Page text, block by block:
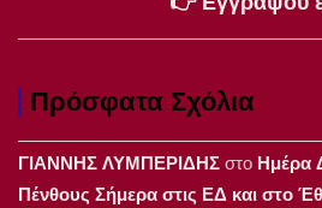
Πρόσφατα Σχόλια
ΓΙΑΝΝΗΣ ΛΥΜΠΕΡΙΔΗΣστο Ημέρα
Πένθους Σήμερα στις ΕΔ και στο